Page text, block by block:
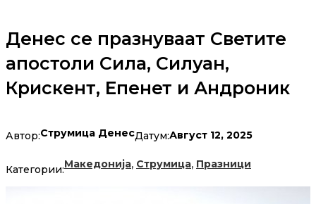
Денес се празнуваат Светите
апостоли Сила, Силуан,
Крискент, Епенет и Андроник
Автор:Струмица ДенесДатум:Август 12, 2025
Категории:Македонија, Струмица, Празници